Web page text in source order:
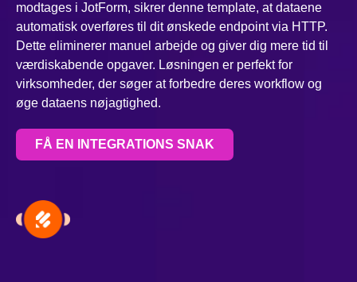
modtages i JotForm, sikrer denne template, at dataene
automatisk overføres til dit ønskede endpoint via HTTP.
Dette eliminerer manuel arbejde og giver dig mere tid til
værdiskabende opgaver. Løsningen er perfekt for
virksomheder, der søger at forbedre deres workflow og
øge dataens nøjagtighed.
FÅ EN INTEGRATIONS SNAK